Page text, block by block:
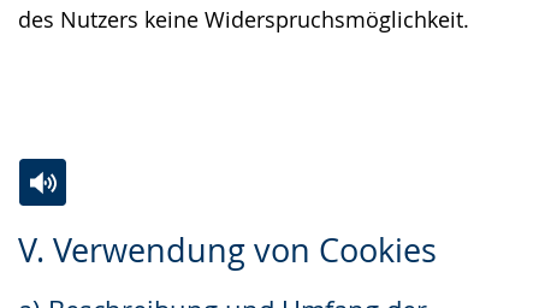
des Nutzers keine Widerspruchsmöglichkeit.
V. Verwendung von Cookies
Leichten
Audio-
Video